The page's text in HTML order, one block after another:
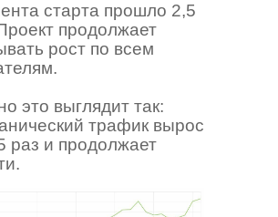
старта прошло 2,5
продолжает
рост по всем
это выглядит так:
трафик вырос
раз и продолжает